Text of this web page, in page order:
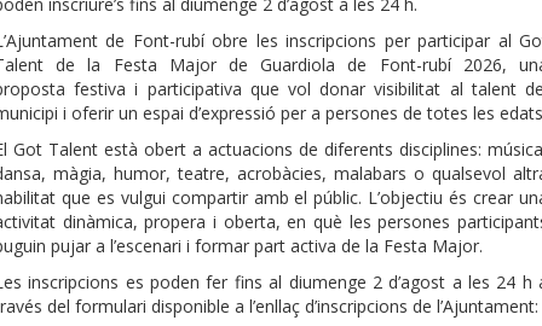
de Font-rubí obre les inscripcions per participar al
de la Festa Major de Guardiola de Font-rubí 2026,
festiva i participativa que vol donar visibilitat al talent
i oferir un espai d’expressió per a persones de totes les
Got Talent està obert a actuacions de diferents disciplines:
màgia, humor, teatre, acrobàcies, malabars o qualsevol
que es vulgui compartir amb el públic. L’objectiu és crear
dinàmica, propera i oberta, en què les persones
pujar a l’escenari i formar part activa de la Festa Major.
inscripcions es poden fer fins al diumenge 2 d’agost a les 24 h
del formulari disponible a l’enllaç d’inscripcions de l’Ajuntament: